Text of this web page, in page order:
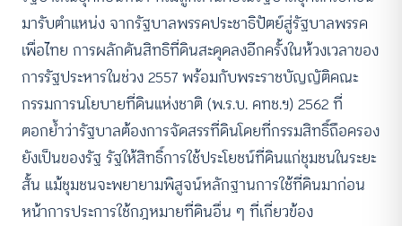
มารับตำแหน่ง จากรัฐบาลพรรคประชาธิปัตย์สู่รัฐบาลพรรค
เพื่อไทย การผลักดันสิทธิที่ดินสะดุดลงอีกครั้งในห้วงเวลาของ
การรัฐประหารในช่วง 2557 พร้อมกับพระราชบัญญัติคณะ
กรรมการนโยบายที่ดินแห่งชาติ (พ.ร.บ. คทช.ฯ) 2562 ที่
ตอกย้ำว่ารัฐบาลต้องการจัดสรรที่ดินโดยที่กรรมสิทธิ์ถือครอง
ยังเป็นของรัฐ รัฐให้สิทธิ์การใช้ประโยชน์ที่ดินแก่ชุมชนในระยะ
สั้น แม้ชุมชนจะพยายามพิสูจน์หลักฐานการใช้ที่ดินมาก่อน
หน้าการประการใช้กฎหมายที่ดินอื่น ๆ ที่เกี่ยวข้อง